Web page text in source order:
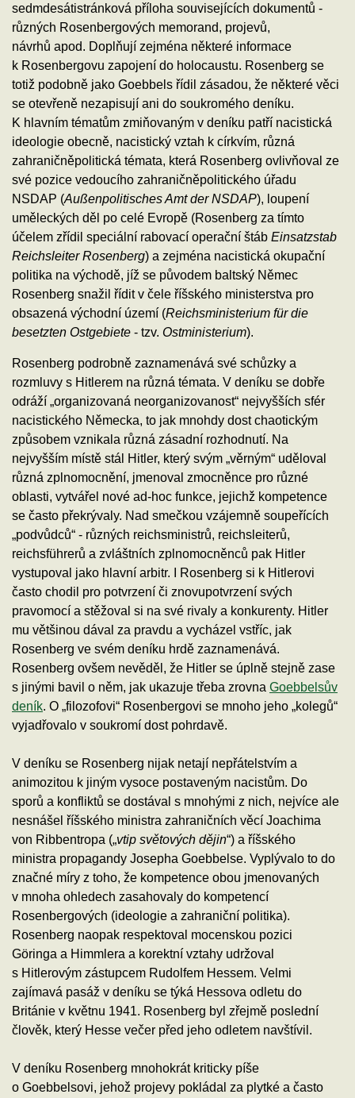
sedmdesátistránková příloha souvisejících dokumentů -
různých Rosenbergových memorand, projevů,
návrhů apod. Doplňují zejména některé informace
k Rosenbergovu zapojení do holocaustu. Rosenberg se
totiž podobně jako Goebbels řídil zásadou, že některé věci
se otevřeně nezapisují ani do soukromého deníku.
K hlavním tématům zmiňovaným v deníku patří nacistická
ideologie obecně, nacistický vztah k církvím, různá
zahraničněpolitická témata, která Rosenberg ovlivňoval ze
své pozice vedoucího zahraničněpolitického úřadu
NSDAP (Außenpolitisches Amt der NSDAP), loupení
uměleckých děl po celé Evropě (Rosenberg za tímto
účelem zřídil speciální rabovací operační štáb Einsatzstab
Reichsleiter Rosenberg) a zejména nacistická okupační
politika na východě, jíž se původem baltský Němec
Rosenberg snažil řídit v čele říšského ministerstva pro
obsazená východní území (Reichsministerium für die
besetzten Ostgebiete - tzv. Ostministerium).
Rosenberg podrobně zaznamenává své schůzky a
rozmluvy s Hitlerem na různá témata. V deníku se dobře
odráží „organizovaná neorganizovanost“ nejvyšších sfér
nacistického Německa, to jak mnohdy dost chaotickým
způsobem vznikala různá zásadní rozhodnutí. Na
nejvyšším místě stál Hitler, který svým „věrným“ uděloval
různá zplnomocnění, jmenoval zmocněnce pro různé
oblasti, vytvářel nové ad-hoc funkce, jejichž kompetence
se často překrývaly. Nad smečkou vzájemně soupeřících
„podvůdců“ - různých reichsministrů, reichsleiterů,
reichsführerů a zvláštních zplnomocněnců pak Hitler
vystupoval jako hlavní arbitr. I Rosenberg si k Hitlerovi
často chodil pro potvrzení či znovupotvrzení svých
pravomocí a stěžoval si na své rivaly a konkurenty. Hitler
mu většinou dával za pravdu a vycházel vstříc, jak
Rosenberg ve svém deníku hrdě zaznamenává.
Rosenberg ovšem nevěděl, že Hitler se úplně stejně zase
s jinými bavil o něm, jak ukazuje třeba zrovna Goebbelsův
deník. O „filozofovi“ Rosenbergovi se mnoho jeho „kolegů“
vyjadřovalo v soukromí dost pohrdavě.
V deníku se Rosenberg nijak netají nepřátelstvím a
animozitou k jiným vysoce postaveným nacistům. Do
sporů a konfliktů se dostával s mnohými z nich, nejvíce ale
nesnášel říšského ministra zahraničních věcí Joachima
von Ribbentropa („vtip světových dějin“) a říšského
ministra propagandy Josepha Goebbelse. Vyplývalo to do
značné míry z toho, že kompetence obou jmenovaných
v mnoha ohledech zasahovaly do kompetencí
Rosenbergových (ideologie a zahraniční politika).
Rosenberg naopak respektoval mocenskou pozici
Göringa a Himmlera a korektní vztahy udržoval
s Hitlerovým zástupcem Rudolfem Hessem. Velmi
zajímavá pasáž v deníku se týká Hessova odletu do
Británie v květnu 1941. Rosenberg byl zřejmě poslední
člověk, který Hesse večer před jeho odletem navštívil.
V deníku Rosenberg mnohokrát kriticky píše
o Goebbelsovi, jehož projevy pokládal za plytké a často